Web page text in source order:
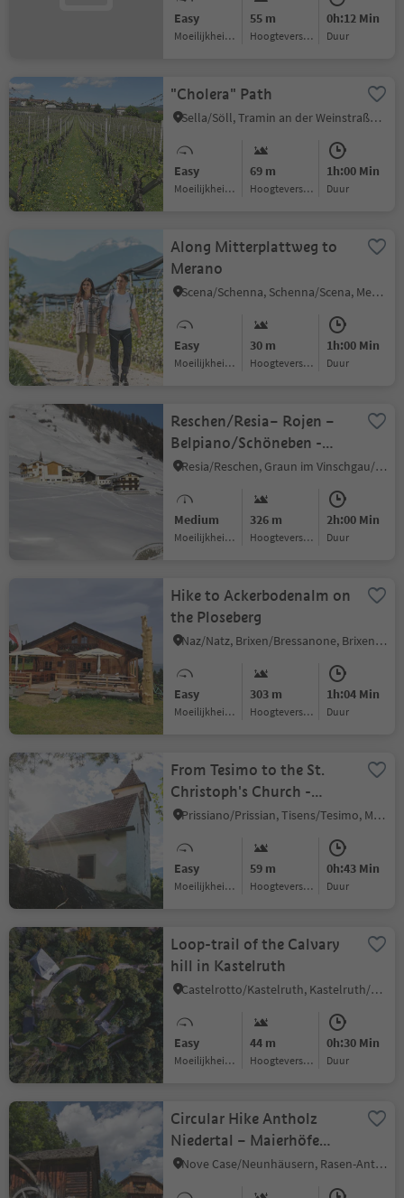
Easy
Moeilijkheidsgraad
55 m
Hoogteverschil
0h:12 Min
Duur
"Cholera" Path
Sella/Söll, Tramin an der Weinstraße/Termeno sulla Strada del Vino, Alto Adige Wine Road
Easy
Moeilijkheidsgraad
69 m
Hoogteverschil
1h:00 Min
Duur
Along Mitterplattweg to
Merano
Scena/Schenna, Schenna/Scena, Meran/Merano and environs
Easy
Moeilijkheidsgraad
30 m
Hoogteverschil
1h:00 Min
Duur
Reschen/Resia– Rojen –
Belpiano/Schöneben -
Resia/Reschen
Resia/Reschen, Graun im Vinschgau/Curon Venosta, Vinschgau/Val Venosta
Medium
Moeilijkheidsgraad
326 m
Hoogteverschil
2h:00 Min
Duur
Hike to Ackerbodenalm on
the Ploseberg
Naz/Natz, Brixen/Bressanone, Brixen/Bressanone and environs
Easy
Moeilijkheidsgraad
303 m
Hoogteverschil
1h:04 Min
Duur
From Tesimo to the St.
Christoph's Church -
Circular Hike
Prissiano/Prissian, Tisens/Tesimo, Meran/Merano and environs
Easy
Moeilijkheidsgraad
59 m
Hoogteverschil
0h:43 Min
Duur
Loop-trail of the Calvary
hill in Kastelruth
Castelrotto/Kastelruth, Kastelruth/Castelrotto, Dolomites Region Seiser Alm
Easy
Moeilijkheidsgraad
44 m
Hoogteverschil
0h:30 Min
Duur
Circular Hike Antholz
Niedertal – Maierhöfe
Farms – Antholz Mittertal
Nove Case/Neunhäusern, Rasen-Antholz/Rasun Anterselva, Dolomites Region Kronplatz/Plan de Corones